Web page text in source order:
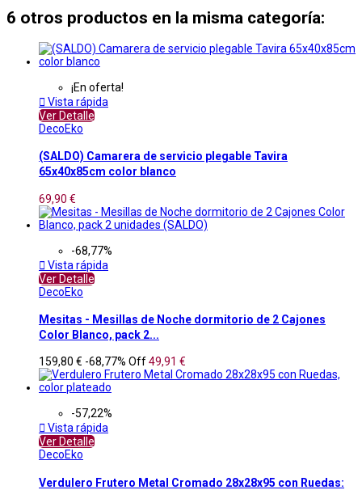
6 otros productos en la misma categoría:
¡En oferta!
 Vista rápida
Ver Detalle
DecoEko
(SALDO) Camarera de servicio plegable Tavira
65x40x85cm color blanco
69,90 €
-68,77%
 Vista rápida
Ver Detalle
DecoEko
Mesitas - Mesillas de Noche dormitorio de 2 Cajones
Color Blanco, pack 2...
159,80 € -68,77% Off49,91 €
-57,22%
 Vista rápida
Ver Detalle
DecoEko
Verdulero Frutero Metal Cromado 28x28x95 con Ruedas: